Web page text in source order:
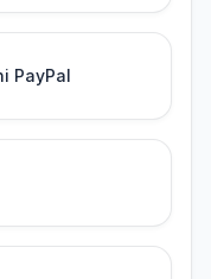
PayPal